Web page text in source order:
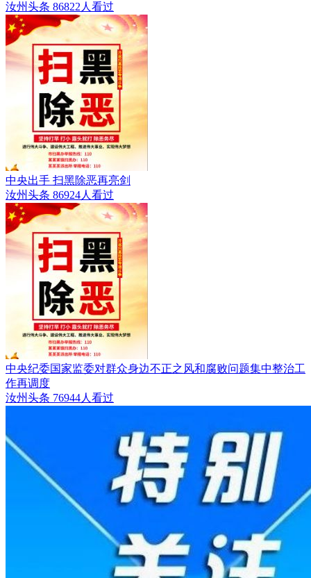
汝州头条 86822人看过
中央出手 扫黑除恶再亮剑
汝州头条 86924人看过
中央纪委国家监委对群众身边不正之风和腐败问题集中整治工
作再调度
汝州头条 76944人看过